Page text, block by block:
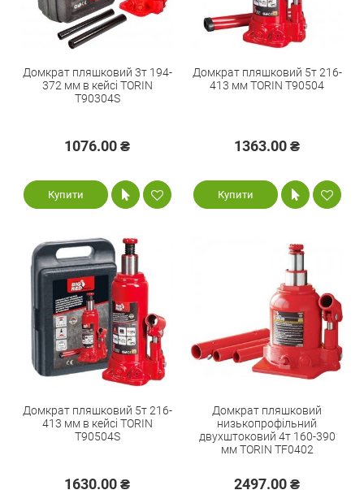
Домкрат пляшковий 3т 194-
372 мм в кейсі TORIN
T90304S
1076.00 ₴
Купити
Домкрат пляшковий 5т 216-
413 мм TORIN T90504
1363.00 ₴
Купити
Домкрат пляшковий 5т 216-
413 мм в кейсі TORIN
T90504S
1630.00 ₴
Домкрат пляшковий
низькопрофільний
двухштоковий 4т 160-390
мм TORIN TF0402
2497.00 ₴